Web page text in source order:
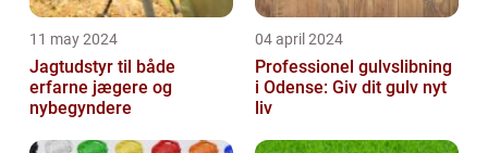
11 may 2024
Jagtudstyr til både
erfarne jægere og
nybegyndere
04 april 2024
Professionel gulvslibning
i Odense: Giv dit gulv nyt
liv